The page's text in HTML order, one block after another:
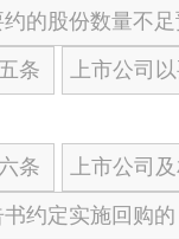
约的股份数量不
条 上市公司
条 上市公司
书约定实施回购